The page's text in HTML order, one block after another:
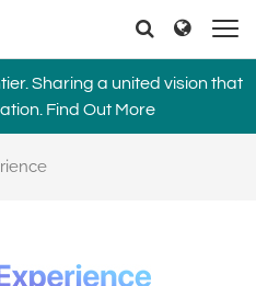
Europe & CIS
English
Dansk
Deutsch
Español
Svenska
Recherche
Sharing a united vision that
Find Out More